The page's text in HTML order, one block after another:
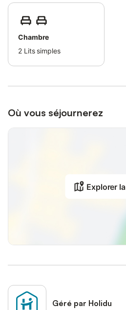
Chambre
2 Lits simples
Où vous séjournerez
Explorer
Géré par Holidu